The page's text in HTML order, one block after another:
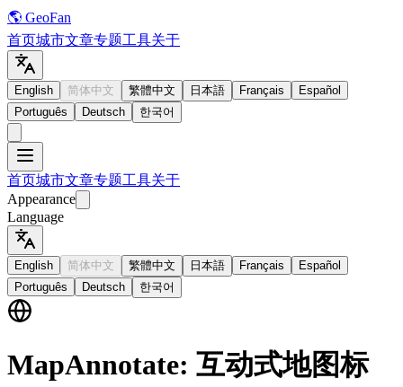
🌎 GeoFan
首页城市文章专题工具关于
English 简体中文 繁體中文 日本語 Français
Español
Português
Deutsch 한국어
首页城市文章专题工具关于
Appearance
Language
English 简体中文 繁體中文 日本語 Français
Español
Português
Deutsch 한국어
MapAnnotate: 互动式地图标